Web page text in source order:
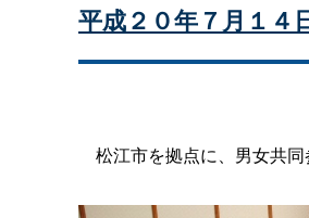
平成２０年７月１４
松江市を拠点に、男女共